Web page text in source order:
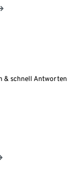
& schnell Antworten